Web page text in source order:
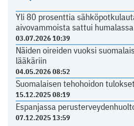
Yli 80 prosenttia
aivovammoista sattui humalassa
03.07.2026 10:39
Näiden oireiden vuoksi
lääkäriin
04.05.2026 08:52
Suomalaisen tehohoidon
15.12.2025 08:19
Espanjassa
07.12.2025 13:59